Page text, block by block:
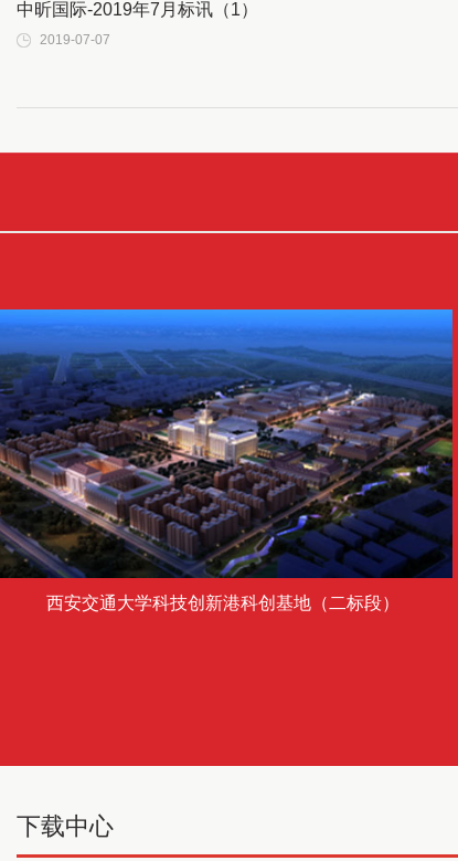
中昕国际-2019年7月标讯（1）
2019-07-07
西安交通大学科技创新港科创基地（二标段）
下载中心